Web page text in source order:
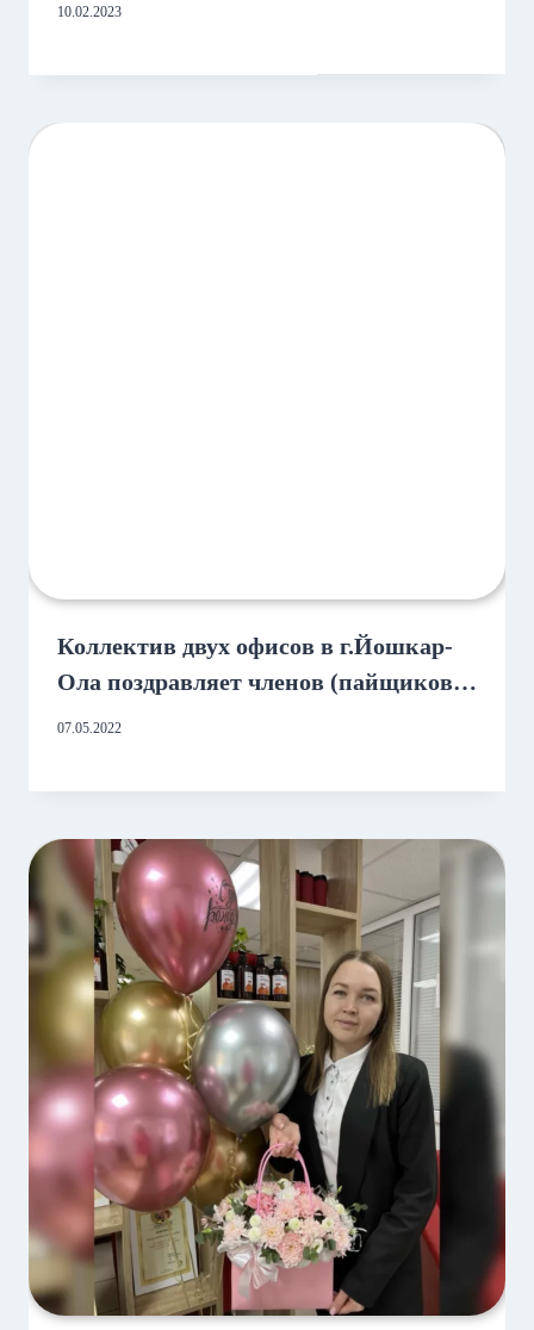
10.02.2023
Коллектив двух офисов в г.Йошкар-
Ола поздравляет членов (пайщиков)
с днем Победы!
07.05.2022